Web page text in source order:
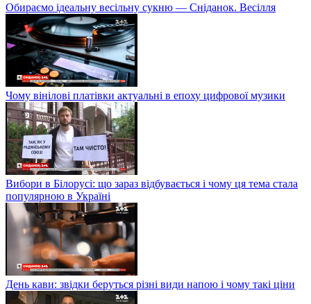
Обираємо ідеальну весільну сукню — Сніданок. Весілля
Чому вінілові платівки актуальні в епоху цифрової музики
Вибори в Білорусі: що зараз відбувається і чому ця тема стала
популярною в Україні
День кави: звідки беруться різні види напою і чому такі ціни